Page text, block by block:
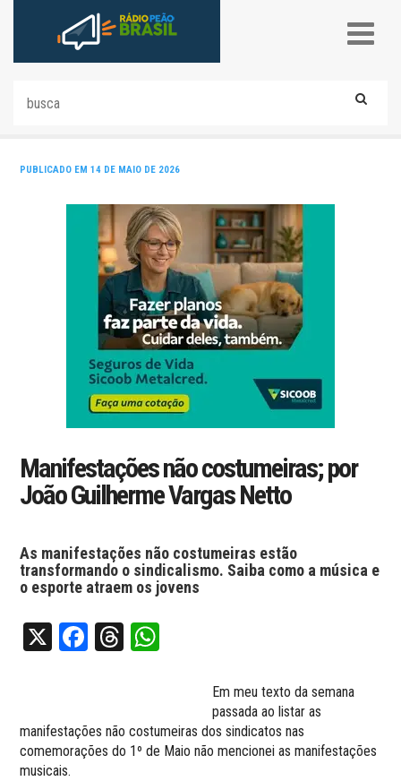
PUBLICADO EM 14 DE MAIO DE 2026
Manifestações não costumeiras; por
João Guilherme Vargas Netto
As manifestações não costumeiras estão
transformando o sindicalismo. Saiba como a música e
o esporte atraem os jovens
X Facebook
Threads
Em meu texto da semana
passada ao listar as
manifestações não costumeiras dos sindicatos nas
comemorações do 1º de Maio não mencionei as manifestações
musicais.